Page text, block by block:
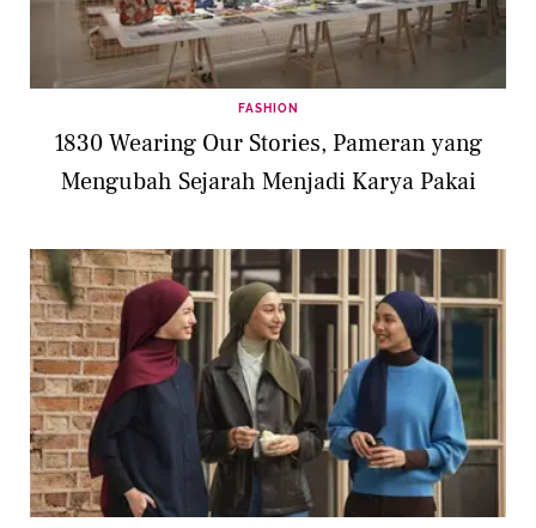
FASHION
1830 Wearing Our Stories, Pameran yang
Mengubah Sejarah Menjadi Karya Pakai